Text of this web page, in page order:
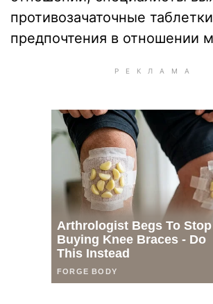
противозачаточные
предпочтения в отношении